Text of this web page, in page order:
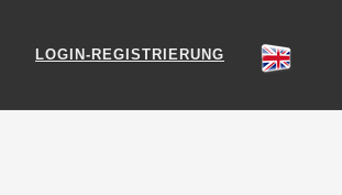
LOGIN-REGISTRIERUNG